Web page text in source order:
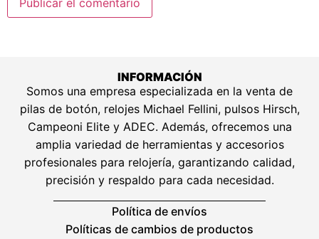
INFORMACIÓN
Somos una empresa especializada en la venta de
pilas de botón, relojes Michael Fellini, pulsos Hirsch,
Campeoni Elite y ADEC. Además, ofrecemos una
amplia variedad de herramientas y accesorios
profesionales para relojería, garantizando calidad,
precisión y respaldo para cada necesidad.
Política de envíos
Políticas de cambios de productos